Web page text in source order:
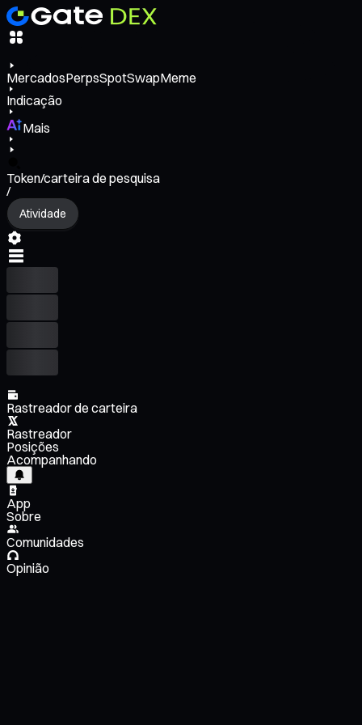
MercadosPerpsSpotSwapMeme
Indicação
Mais
Token/carteira de pesquisa
/
Atividade
Rastreador de carteira
Rastreador
Posições
Acompanhando
App
Sobre
Comunidades
Opinião